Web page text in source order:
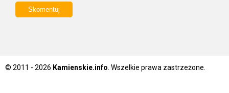
© 2011 - 2026 Kamienskie.info . Wszelkie prawa zastrzeżone.